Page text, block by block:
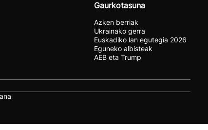
Gaurkotasuna
Azken berriak
Ukrainako gerra
Euskadiko lan egutegia 2026
Eguneko albisteak
AEB eta Trump